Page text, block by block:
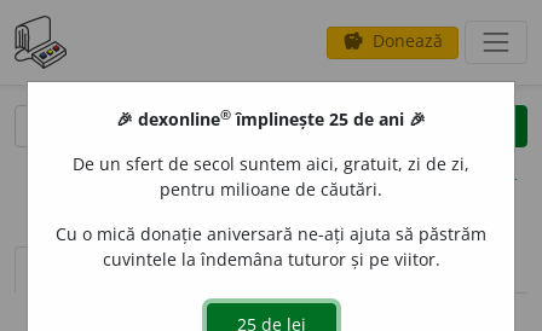
savings Donează
clear
opțiuni
sinteza definițiilor (1) definiții (4) declinări
🎉 dexonline® împlinește 25 de ani 🎉
De un sfert de secol suntem aici, gratuit, zi de zi,
pentru milioane de căutări.
Cu o mică donație aniversară ne-ați ajuta să păstrăm
cuvintele la îndemâna tuturor și pe viitor.